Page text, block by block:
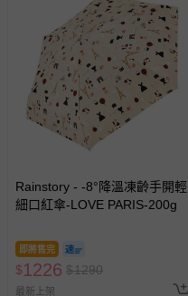
Rainstory - -8°降溫凍齡手開輕
細口紅傘-LOVE PARIS-200g
即將售完
$1226 $1290
最新上架